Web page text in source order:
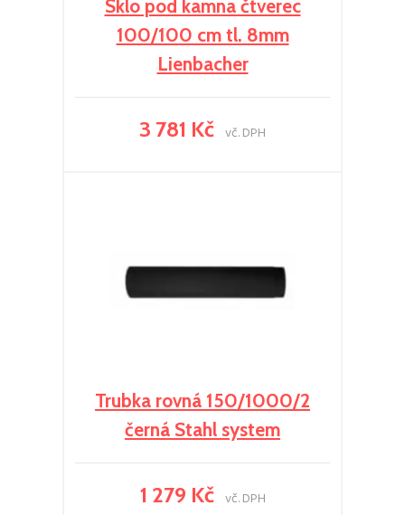
Sklo pod kamna čtverec
100/100 cm tl. 8mm
Lienbacher
3 781 Kč vč. DPH
Trubka rovná 150/1000/2
černá Stahl system
1 279 Kč vč. DPH